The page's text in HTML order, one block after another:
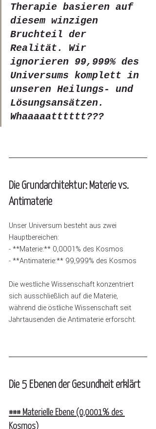
Therapie basieren auf
diesem winzigen
Bruchteil der
Realität. Wir
ignorieren 99,999% des
Universums komplett in
unseren Heilungs- und
Lösungsansätzen.
Whaaaaatttttt???
Die Grundarchitektur: Materie vs.
Antimaterie
Unser Universum besteht aus zwei
Hauptbereichen:
- **Materie:** 0,0001% des Kosmos
- **Antimaterie:** 99,999% des Kosmos
Die westliche Wissenschaft konzentriert
sich ausschließlich auf die Materie,
während die östliche Wissenschaft seit
Jahrtausenden die Antimaterie erforscht.
Die 5 Ebenen der Gesundheit erklärt
### Materielle Ebene (0,0001% des
Kosmos)